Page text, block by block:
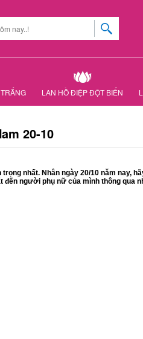
LAN HỒ ĐIỆP ĐỘT BIẾN
20-10
nhất. Nhân ngày 20/10 năm nay,
người phụ nữ của mình thông qua